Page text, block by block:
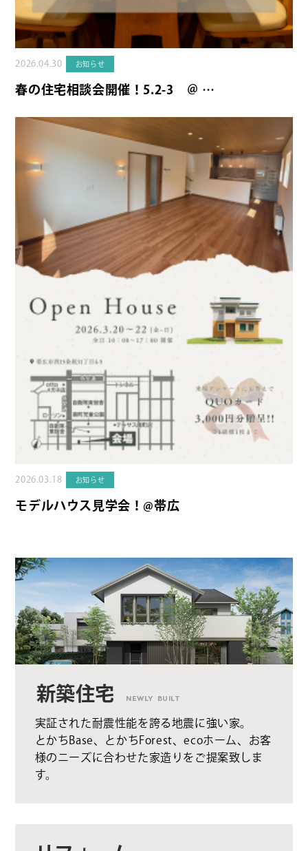
2026.04.30 お知らせ
春の住宅相談会開催！5.2-3 ＠ …
2026.03.18 お知らせ
モデルハウス見学会！@帯広
新築住宅 NEWLY BUILT
実証された耐震性能を誇る地震に強い家。
とかちBase、とかちForest、ecoホーム、お客
様のニーズに合わせた家造りをご提案致しま
す。